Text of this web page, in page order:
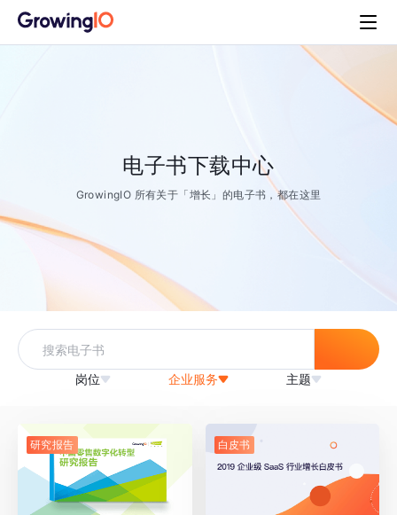
电子书下载中心
GrowingIO 所有关于「增长」的电子书，都在这里
岗位 企业服务 主题
研究报告 白皮书